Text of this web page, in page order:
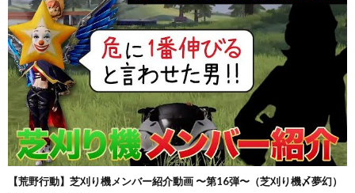
【荒野行動】芝刈り機メンバー紹介動画 〜第16弾〜（芝刈り機〆夢幻）